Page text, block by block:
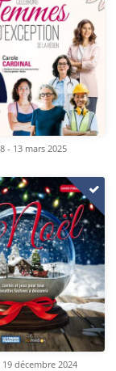
- 13 mars 2025
19 décembre 2024